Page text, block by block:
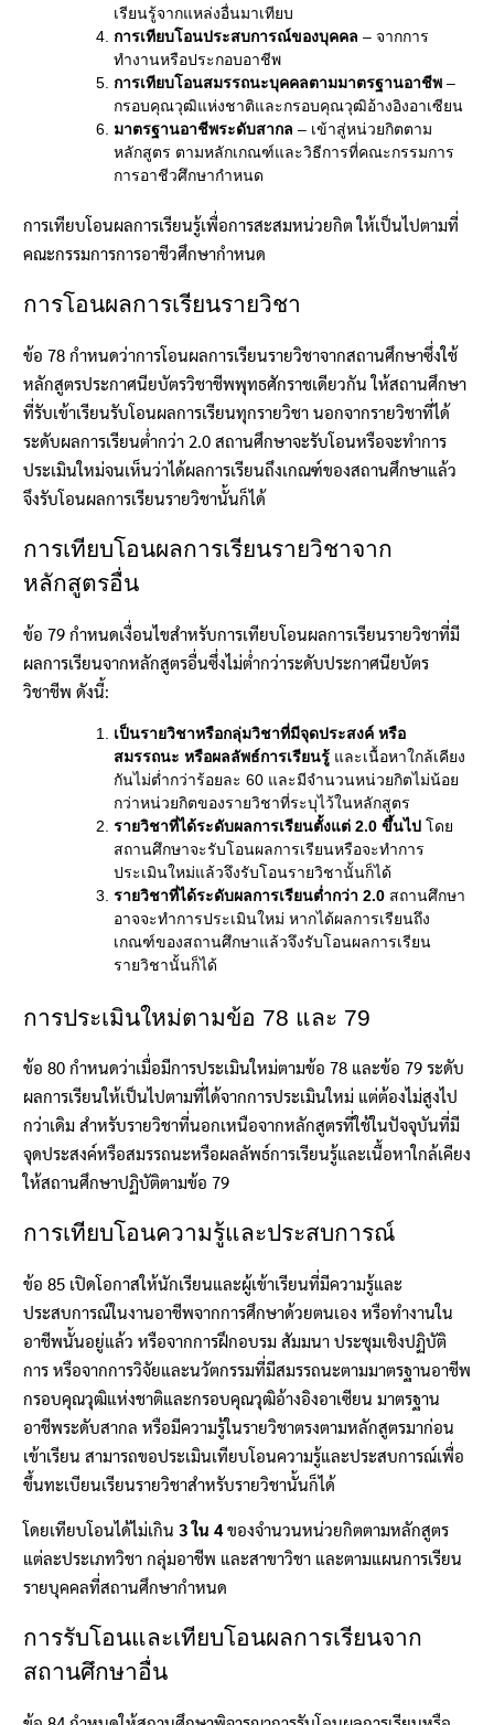
เรียนรู้จากแหล่งอื่นมาเทียบ
การเทียบโอนประสบการณ์ของบุคคล – จากการ
ทำงานหรือประกอบอาชีพ
การเทียบโอนสมรรถนะบุคคลตามมาตรฐานอาชีพ –
กรอบคุณวุฒิแห่งชาติและกรอบคุณวุฒิอ้างอิงอาเซียน
มาตรฐานอาชีพระดับสากล – เข้าสู่หน่วยกิตตาม
หลักสูตร ตามหลักเกณฑ์และวิธีการที่คณะกรรมการ
การอาชีวศึกษากำหนด
การเทียบโอนผลการเรียนรู้เพื่อการสะสมหน่วยกิต ให้เป็นไปตามที่
คณะกรรมการการอาชีวศึกษากำหนด
การโอนผลการเรียนรายวิชา
ข้อ 78 กำหนดว่าการโอนผลการเรียนรายวิชาจากสถานศึกษาซึ่งใช้
หลักสูตรประกาศนียบัตรวิชาชีพพุทธศักราชเดียวกัน ให้สถานศึกษา
ที่รับเข้าเรียนรับโอนผลการเรียนทุกรายวิชา นอกจากรายวิชาที่ได้
ระดับผลการเรียนต่ำกว่า 2.0 สถานศึกษาจะรับโอนหรือจะทำการ
ประเมินใหม่จนเห็นว่าได้ผลการเรียนถึงเกณฑ์ของสถานศึกษาแล้ว
จึงรับโอนผลการเรียนรายวิชานั้นก็ได้
การเทียบโอนผลการเรียนรายวิชาจาก
หลักสูตรอื่น
ข้อ 79 กำหนดเงื่อนไขสำหรับการเทียบโอนผลการเรียนรายวิชาที่มี
ผลการเรียนจากหลักสูตรอื่นซึ่งไม่ต่ำกว่าระดับประกาศนียบัตร
วิชาชีพ ดังนี้:
เป็นรายวิชาหรือกลุ่มวิชาที่มีจุดประสงค์ หรือ
สมรรถนะ หรือผลลัพธ์การเรียนรู้ และเนื้อหาใกล้เคียง
กันไม่ต่ำกว่าร้อยละ 60 และมีจำนวนหน่วยกิตไม่น้อย
กว่าหน่วยกิตของรายวิชาที่ระบุไว้ในหลักสูตร
รายวิชาที่ได้ระดับผลการเรียนตั้งแต่ 2.0 ขึ้นไป โดย
สถานศึกษาจะรับโอนผลการเรียนหรือจะทำการ
ประเมินใหม่แล้วจึงรับโอนรายวิชานั้นก็ได้
รายวิชาที่ได้ระดับผลการเรียนต่ำกว่า 2.0 สถานศึกษา
อาจจะทำการประเมินใหม่ หากได้ผลการเรียนถึง
เกณฑ์ของสถานศึกษาแล้วจึงรับโอนผลการเรียน
รายวิชานั้นก็ได้
การประเมินใหม่ตามข้อ 78 และ 79
ข้อ 80 กำหนดว่าเมื่อมีการประเมินใหม่ตามข้อ 78 และข้อ 79 ระดับ
ผลการเรียนให้เป็นไปตามที่ได้จากการประเมินใหม่ แต่ต้องไม่สูงไป
กว่าเดิม สำหรับรายวิชาที่นอกเหนือจากหลักสูตรที่ใช้ในปัจจุบันที่มี
จุดประสงค์หรือสมรรถนะหรือผลลัพธ์การเรียนรู้และเนื้อหาใกล้เคียง
ให้สถานศึกษาปฏิบัติตามข้อ 79
การเทียบโอนความรู้และประสบการณ์
ข้อ 85 เปิดโอกาสให้นักเรียนและผู้เข้าเรียนที่มีความรู้และ
ประสบการณ์ในงานอาชีพจากการศึกษาด้วยตนเอง หรือทำงานใน
อาชีพนั้นอยู่แล้ว หรือจากการฝึกอบรม สัมมนา ประชุมเชิงปฏิบัติ
การ หรือจากการวิจัยและนวัตกรรมที่มีสมรรถนะตามมาตรฐานอาชีพ
กรอบคุณวุฒิแห่งชาติและกรอบคุณวุฒิอ้างอิงอาเซียน มาตรฐาน
อาชีพระดับสากล หรือมีความรู้ในรายวิชาตรงตามหลักสูตรมาก่อน
เข้าเรียน สามารถขอประเมินเทียบโอนความรู้และประสบการณ์เพื่อ
ขึ้นทะเบียนเรียนรายวิชาสำหรับรายวิชานั้นก็ได้
โดยเทียบโอนได้ไม่เกิน 3 ใน 4ของจำนวนหน่วยกิตตามหลักสูตร
แต่ละประเภทวิชา กลุ่มอาชีพ และสาขาวิชา และตามแผนการเรียน
รายบุคคลที่สถานศึกษากำหนด
การรับโอนและเทียบโอนผลการเรียนจาก
สถานศึกษาอื่น